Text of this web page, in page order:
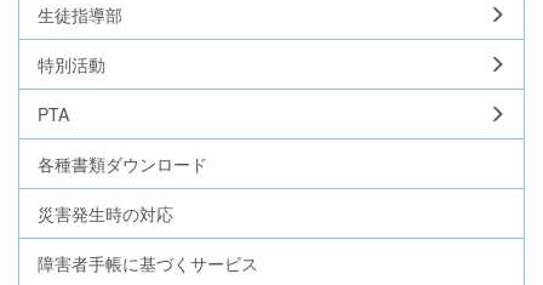
生徒指導部
特別活動
PTA
各種書類ダウンロード
災害発生時の対応
障害者手帳に基づくサービス